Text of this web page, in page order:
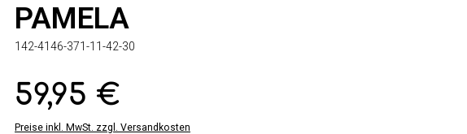
PAMELA
142-4146-371-11-42-30
Regulärer Preis:
59,95 €
Preise inkl. MwSt. zzgl. Versandkosten